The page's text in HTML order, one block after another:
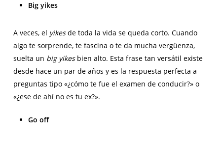
Big yikes
A veces, el yikesde toda la vida se queda corto. Cuando
algo te sorprende, te fascina o te da mucha vergüenza,
suelta un big yikesbien alto. Esta frase tan versátil existe
desde hace un par de años y es la respuesta perfecta a
preguntas tipo «¿cómo te fue el examen de conducir?» o
«¿ese de ahí no es tu ex?».
Go off